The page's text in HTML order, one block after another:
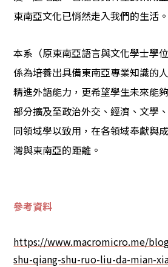
東南亞文化已悄然走入我們的生活。
本系（原東南亞語言與文化學士學
係為培養出具備東南亞專業知識的
精進外語能力，更希望學生未來能
部分擴及至政治外交、經濟、文學
同領域學以致用，在各領域奉獻與
灣與東南亞的距離。
參考資料
https://www.macromicro.me/
shu-qiang-shu-ruo-liu-da-mian-